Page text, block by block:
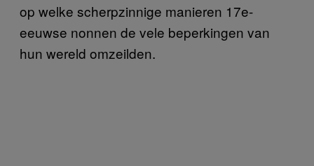
op welke scherpzinnige manieren 17e-
eeuwse nonnen de vele beperkingen van
hun wereld omzeilden.